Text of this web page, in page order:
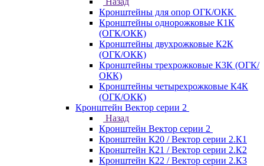
Кронштейны для опор ОГК/ОКК
Кронштейны однорожковые К1К
(ОГК/ОКК)
Кронштейны двухрожковые К2К
(ОГК/ОКК)
Кронштейны трехрожковые К3К (ОГК/
ОКК)
Кронштейны четырехрожковые К4К
(ОГК/ОКК)
Кронштейн Вектор серии 2
Назад
Кронштейн Вектор серии 2
Кронштейн К20 / Вектор серии 2.К1
Кронштейн К21 / Вектор серии 2.К2
Кронштейн К22 / Вектор серии 2.К3